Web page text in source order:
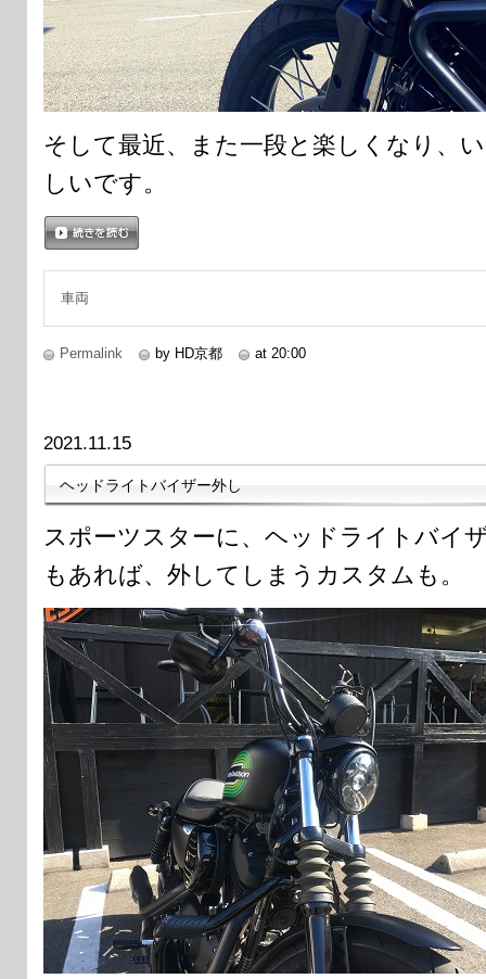
そして最近、また一段と楽しくなり、
しいです。
車両
Permalink by HD京都 at 20:00
2021.11.15
ヘッドライトバイザー外し
スポーツスターに、ヘッドライトバイ
もあれば、外してしまうカスタムも。